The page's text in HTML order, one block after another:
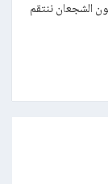
الشجعان ننتقم